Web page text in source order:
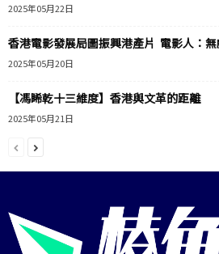
2025年05月22日
香港電影發展局圖振興港產片 電影人：無
2025年05月20日
【馮睎乾十三維度】香港與文革的距離
2025年05月21日